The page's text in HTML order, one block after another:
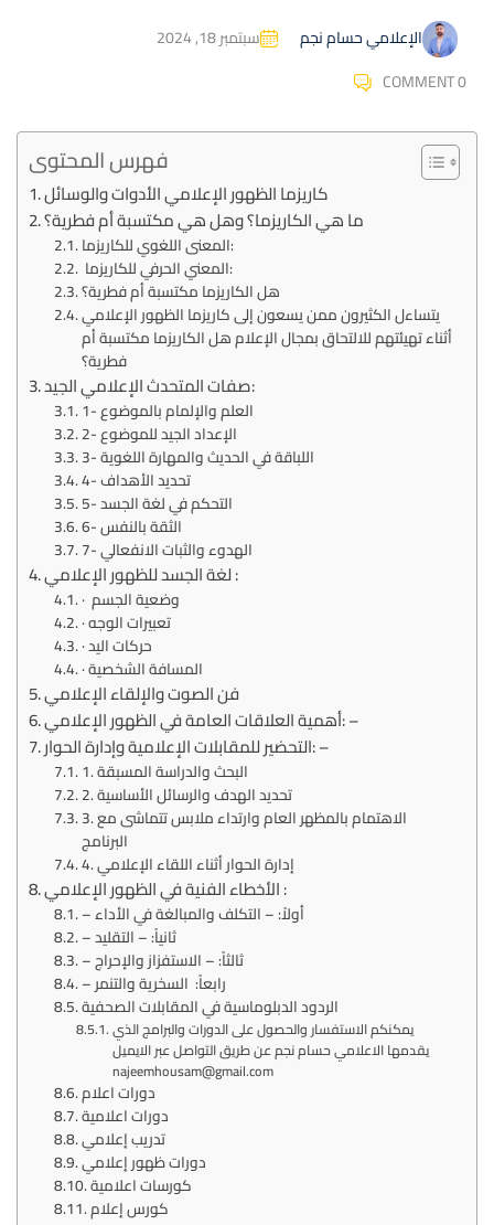
الإعلامي حسام نجم
سبتمبر 18, 2024
COMMENT 0
فهرس المحتوى
كاريزما الظهور الإعلامي الأدوات والوسائل
ما هي الكاريزما؟ وهل هي مكتسبة أم فطرية؟
المعنى اللغوي للكاريزما:
المعني الحرفي للكاريزما:
هل الكاريزما مكتسبة أم فطرية؟
يتساءل الكثيرون ممن يسعون إلى كاريزما الظهور الإعلامي
أثناء تهيئتهم للالتحاق بمجال الإعلام هل الكاريزما مكتسبة أم
فطرية؟
صفات المتحدث الإعلامي الجيد:
1- العلم والإلمام بالموضوع
2- الإعداد الجيد للموضوع
3- اللباقة في الحديث والمهارة اللغوية
4- تحديد الأهداف
5- التحكم في لغة الجسد
6- الثقة بالنفس
7- الهدوء والثبات الانفعالي
لغة الجسد للظهور الإعلامي :
· وضعية الجسم
· تعبيرات الوجه
· حركات اليد
· المسافة الشخصية
فن الصوت والإلقاء الإعلامي
أهمية العلاقات العامة في الظهور الإعلامي: –
التحضير للمقابلات الإعلامية وإدارة الحوار: –
1. البحث والدراسة المسبقة
2. تحديد الهدف والرسائل الأساسية
3. الاهتمام بالمظهر العام وارتداء ملابس تتماشى مع
البرنامج
4. إدارة الحوار أثناء اللقاء الإعلامي
الأخطاء الفنية في الظهور الإعلامي :
– أولاً: – التكلف والمبالغة في الأداء
– ثانياً: – التقليد
– ثالثاً: – الاستفزاز والإحراج
– رابعاً: السخرية والتنمر
الردود الدبلوماسية في المقابلات الصحفية
يمكنكم الاستفسار والحصول على الدورات والبرامج الذي
يقدمها الاعلامي حسام نجم عن طريق التواصل عبر الايميل
najeemhousam@gmail.com
دورات اعلام
دورات اعلامية
تدريب إعلامي
دورات ظهور إعلامي
كورسات اعلامية
كورس إعلام